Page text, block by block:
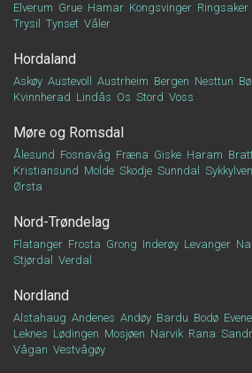
Elverum Grue Hamar Kongsvinger Ringsaker
Trysil
Tynset Våler
Hordaland
Askøy Austevoll Austrheim Bergen Nesttun
Kvinnherad Lindås Os Stord Voss
Møre og Romsdal
Ålesund Fosnavåg Fræna Giske Haram
Kristiansund Molde Skodje Sunndal Sykkylven
Ørsta
Nord-Trøndelag
Flatanger Frosta Grong Inderøy Levanger
Stjørdal
Verdal
Nordland
Alstahaug Andenes Andøy Bardu Bodø
Leknes Lødingen Mosjøen Narvik Rana
Vågan Vestvågøy